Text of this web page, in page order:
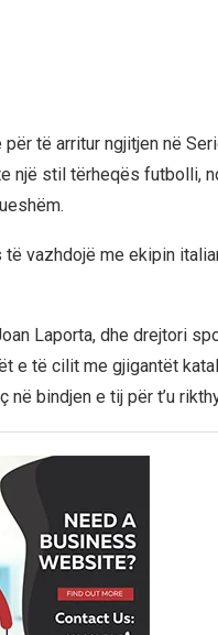
për të arritur ngjitjen në
një stil tërheqës futbolli,
të vazhdojë me ekipin
Laporta, dhe drejtori
e të cilit me gjigantët
në bindjen e tij për t’u